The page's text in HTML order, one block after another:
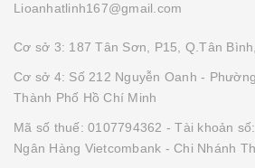
Lioanhatlinh167@gmail.com
Cơ sở 3: 187 Tân Sơn, P15, Q.Tân
Cơ sở 4: Số 212 Nguyễn Oanh -
Thành Phố Hồ Chí Minh
Mã số thuế: 0107794362 - Tài khoản
Ngân Hàng Vietcombank - Chi Nhánh